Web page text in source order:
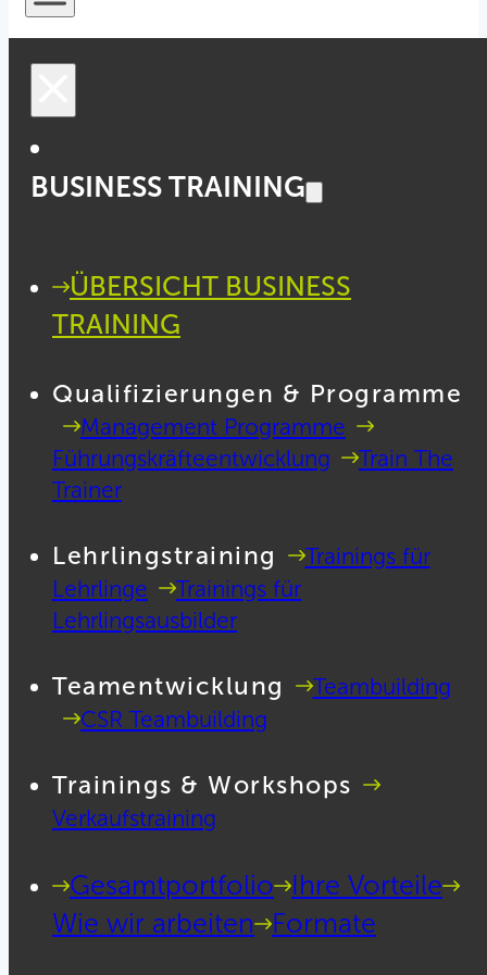
BUSINESS TRAINING
ÜBERSICHT BUSINESS
TRAINING
Qualifizierungen & Programme
Management Programme
Führungskräfteentwicklung
Train The
Trainer
Lehrlingstraining
Trainings für
Lehrlinge
Trainings für
Lehrlingsausbilder
Teamentwicklung
Teambuilding
CSR Teambuilding
Trainings & Workshops
Verkaufstraining
Gesamtportfolio
Ihre Vorteile
Wie wir arbeiten
Formate